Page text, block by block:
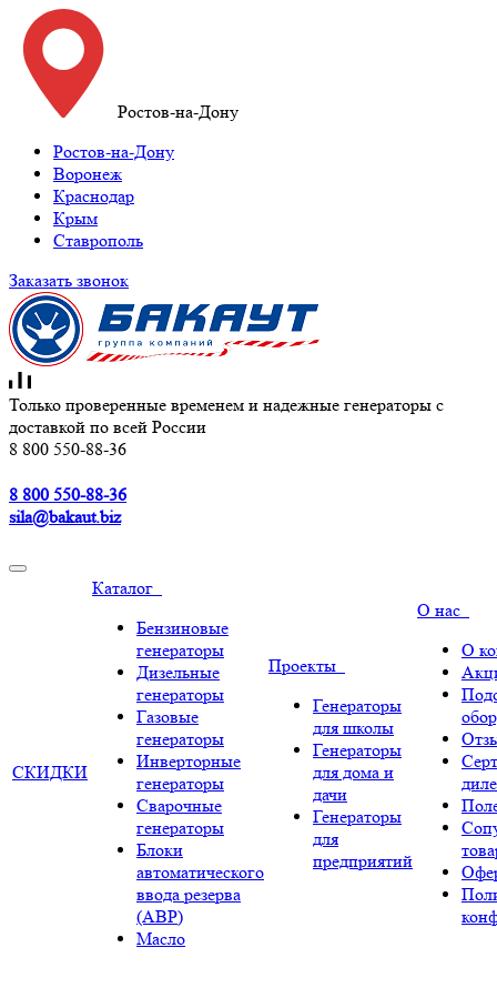
Ростов-на-Дону
Ростов-на-Дону
Воронеж
Краснодар
Крым
Ставрополь
Заказать звонок
Только проверенные временем и надежные генераторы с
доставкой по всей России
8 800 550-88-36
8 800 550-88-36
sila@bakaut.biz
СКИДКИ
Каталог
Бензиновые
генераторы
Дизельные
генераторы
Газовые
генераторы
Инверторные
генераторы
Сварочные
генераторы
Блоки
автоматического
ввода резерва
(АВР)
Масло
Проекты
Генераторы
для школы
Генераторы
для дома и
дачи
Генераторы
для
предприятий
О нас
О